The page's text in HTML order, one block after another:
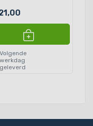
Volgende
werkdag
geleverd